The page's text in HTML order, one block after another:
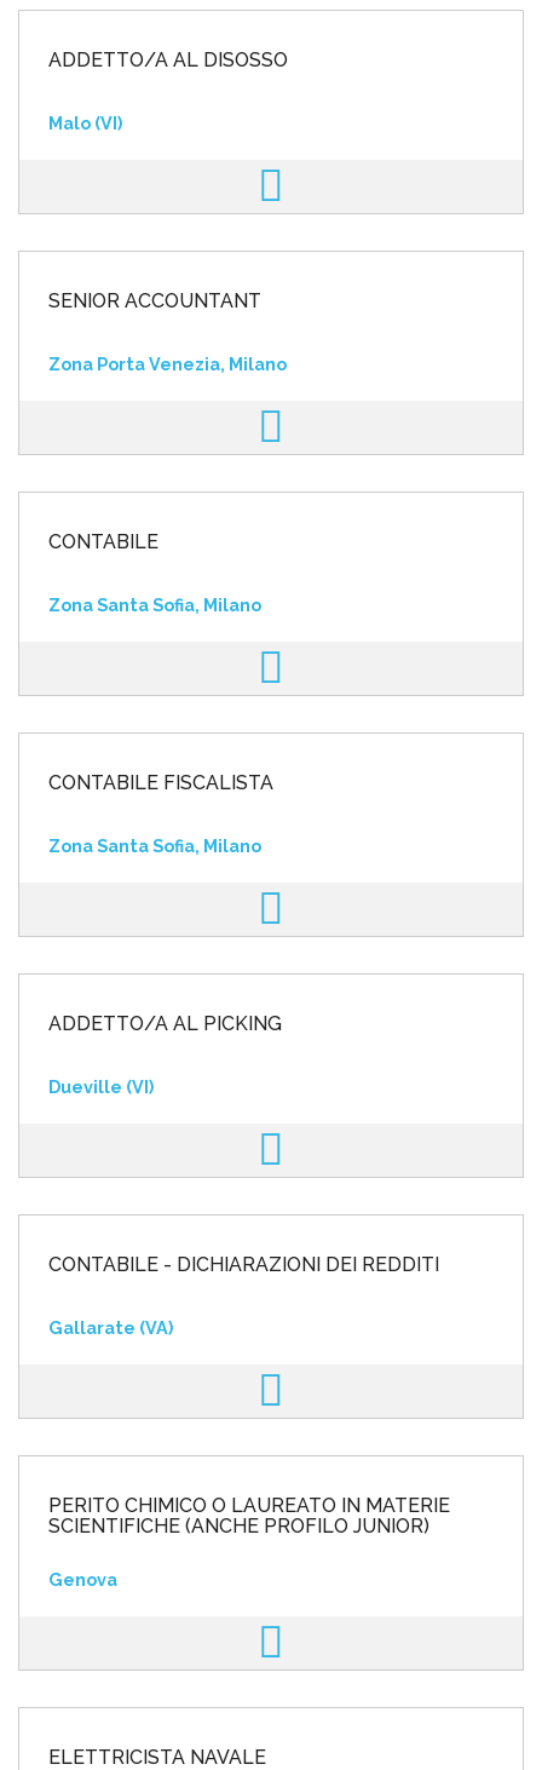
ADDETTO/A AL DISOSSO
Malo (VI)
SENIOR ACCOUNTANT
Zona Porta Venezia, Milano
CONTABILE
Zona Santa Sofia, Milano
CONTABILE FISCALISTA
Zona Santa Sofia, Milano
ADDETTO/A AL PICKING
Dueville (VI)
CONTABILE - DICHIARAZIONI DEI REDDITI
Gallarate (VA)
PERITO CHIMICO O LAUREATO IN MATERIE
SCIENTIFICHE (ANCHE PROFILO JUNIOR)
Genova
ELETTRICISTA NAVALE